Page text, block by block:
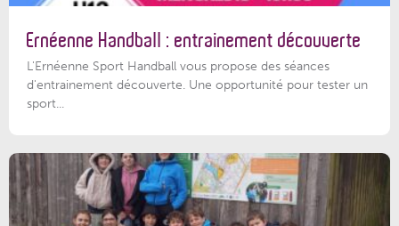
Ernéenne Handball : entrainement découverte
L'Ernéenne Sport Handball vous propose des séances
d'entrainement découverte. Une opportunité pour tester un
sport...